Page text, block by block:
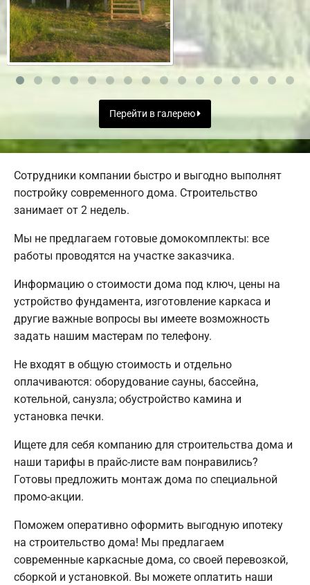
Перейти в галерею
Сотрудники компании быстро и выгодно выполнят
постройку современного дома. Строительство
занимает от 2 недель.
Мы не предлагаем готовые домокомплекты: все
работы проводятся на участке заказчика.
Информацию о стоимости дома под ключ, цены на
устройство фундамента, изготовление каркаса и
другие важные вопросы вы имеете возможность
задать нашим мастерам по телефону.
Не входят в общую стоимость и отдельно
оплачиваются: оборудование сауны, бассейна,
котельной, санузла; обустройство камина и
установка печки.
Ищете для себя компанию для строительства дома и
наши тарифы в прайс-листе вам понравились?
Готовы предложить монтаж дома по специальной
промо-акции.
Поможем оперативно оформить выгодную ипотеку
на строительство дома! Мы предлагаем
современные каркасные дома, со своей перевозкой,
сборкой и установкой. Вы можете оплатить наши